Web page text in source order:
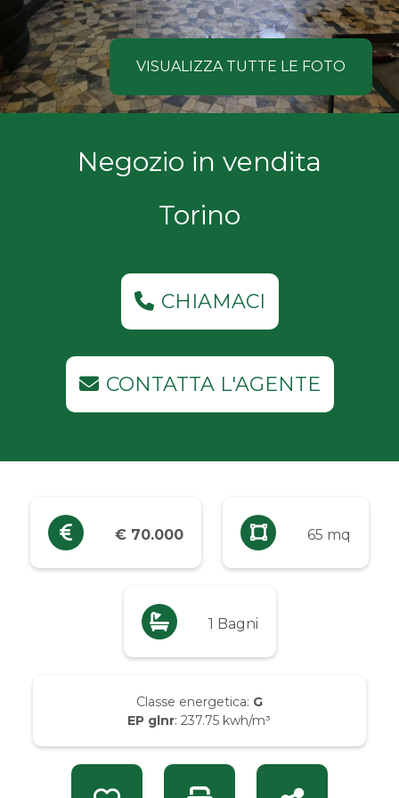
VISUALIZZA TUTTE LE FOTO
Negozio in vendita
Torino
CHIAMACI
CONTATTA L'AGENTE
€ 70.000 65 mq
1 Bagni
Classe energetica: G
EP glnr: 237.75 kwh/m³
COSA
CERCANO
NOSTRI
Comune
Tipologia
Industriali
Prezzo
Qualsiasi
Da € 10.000 a € 20.000
Da € 20.000 a € 50.000